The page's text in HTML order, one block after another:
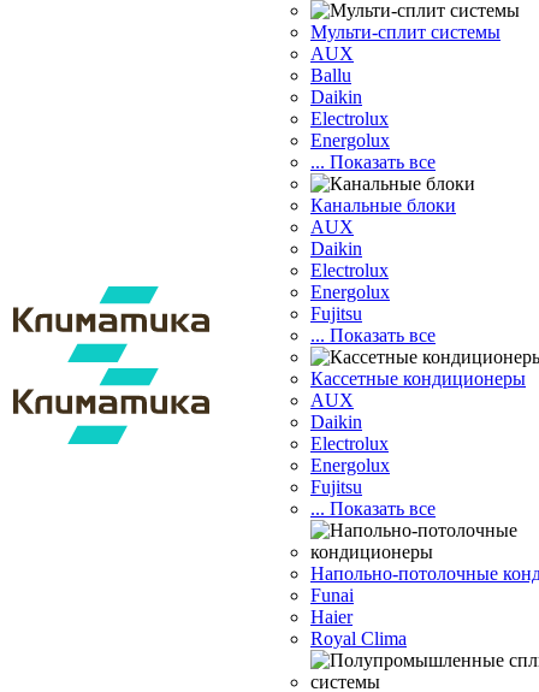
Мульти-сплит системы
AUX
Ballu
Daikin
Electrolux
Energolux
... Показать все
Канальные блоки
AUX
Dаikin
Electrolux
Energolux
Fujitsu
... Показать все
Кассетные кондиционеры
AUX
Daikin
Electrolux
Energolux
Fujitsu
... Показать все
Напольно-потолочные
Funai
Haier
Royal Clima